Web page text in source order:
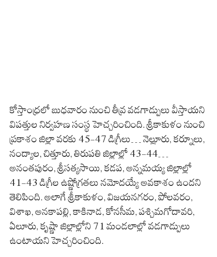
కోస్తాంధ్రలో బుధవారం నుంచి తీవ్ర వడగాడ్పులు వీస్తాయని
విపత్తుల నిర్వహణ సంస్థ హెచ్చరించింది. శ్రీకాకుళం నుంచి
ప్రకాశం జిల్లా వరకు 45-47 డిగ్రీలు… నెల్లూరు, కర్నూలు,
నంద్యాల, చిత్తూరు, తిరుపతి జిల్లాల్లో 43-44…
అనంతపురం, శ్రీసత్యసాయి, కడప, అన్నమయ్య జిల్లాల్లో
41-43 డిగ్రీల ఉష్ణోగ్రతలు నమోదయ్యే అవకాశం ఉందని
తెలిపింది. అలాగే శ్రీకాకుళం, విజయనగరం, పోలవరం,
విశాఖ, అనకాపల్లి, కాకినాడ, కోనసీమ, పశ్చిమగోదావరి,
ఏలూరు, కృష్ణా జిల్లాల్లోని 71 మండలాల్లో వడగాడ్పులు
ఉంటాయని హెచ్చరించింది.